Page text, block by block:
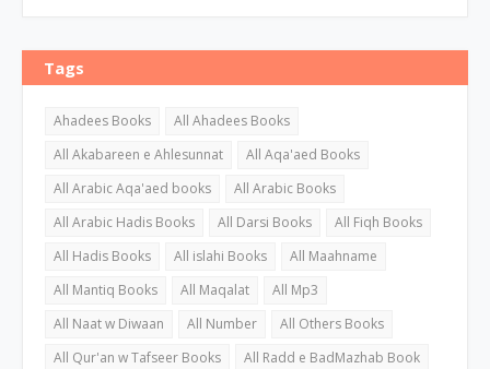
Tags
Ahadees Books
All Ahadees Books
All Akabareen e Ahlesunnat
All Aqa'aed Books
All Arabic Aqa'aed books
All Arabic Books
All Arabic Hadis Books
All Darsi Books
All Fiqh Books
All Hadis Books
All islahi Books
All Maahname
All Mantiq Books
All Maqalat
All Mp3
All Naat w Diwaan
All Number
All Others Books
All Qur'an w Tafseer Books
All Radd e BadMazhab Book